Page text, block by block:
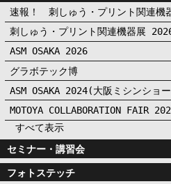
速報！ 刺しゅう・プリント関連機
刺しゅう・プリント関連機器展
ASM OSAKA 2026
グラボテック博
ASM OSAKA 2024(大阪ミシンショ
MOTOYA COLLABORATION FAIR
すべて表示
セミナー・講習会
フォトステッチ